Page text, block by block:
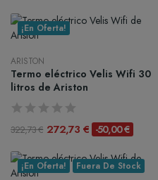
¡En Oferta!
ARISTON
Termo eléctrico Velis Wifi 30
litros de Ariston
322,73 € 272,73 € -50,00 €
¡En Oferta! Fuera De Stock